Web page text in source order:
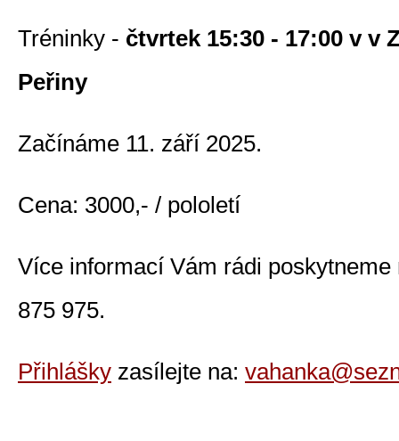
Tréninky - čtvrtek 15:30 - 17:00 v v
Peřiny
Začínáme 11. září 2025.
Cena: 3000,- / pololetí
Více informací Vám rádi poskytneme
875 975.
Přihlášky zasílejte na: